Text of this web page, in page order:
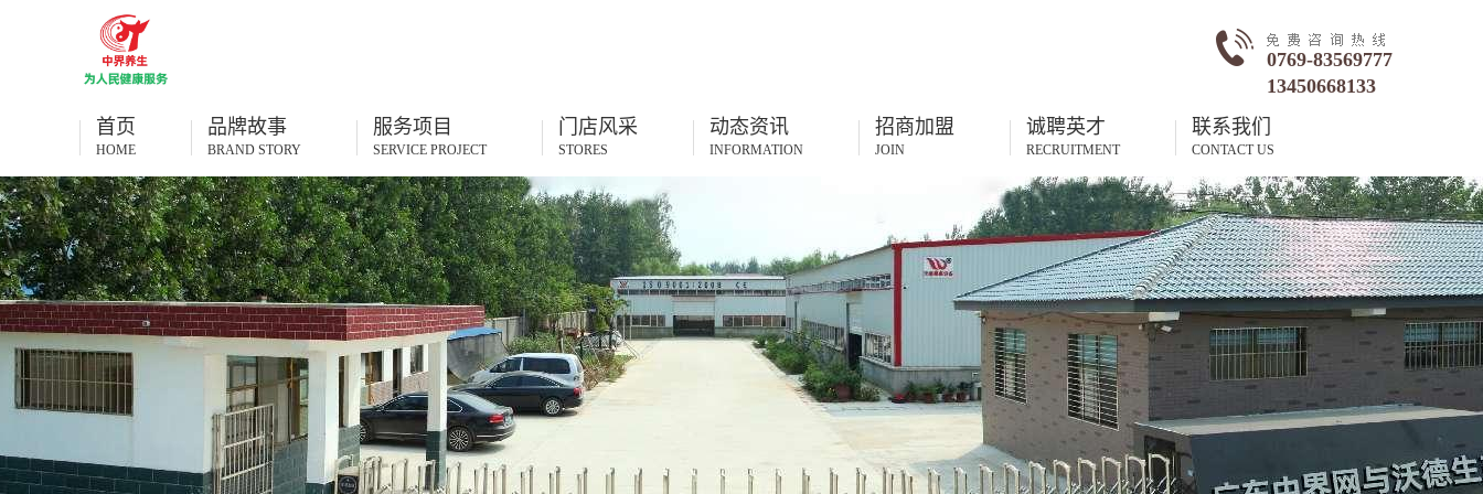
0769-83569777
13450668133
首页
HOME
品牌故事
BRAND STORY
服务项目
SERVICE PROJECT
门店风采
STORES
动态资讯
INFORMATION
招商加盟
JOIN
诚聘英才
RECRUITMENT
联系我们
CONTACT US